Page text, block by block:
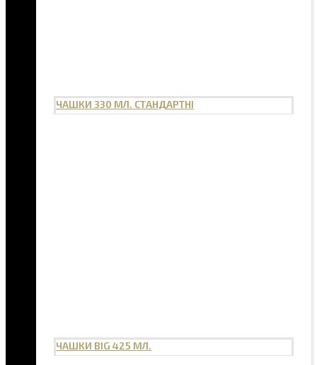
ЧАШКИ 330 МЛ. СТАНДАРТНІ
ЧАШКИ BIG 425 МЛ.